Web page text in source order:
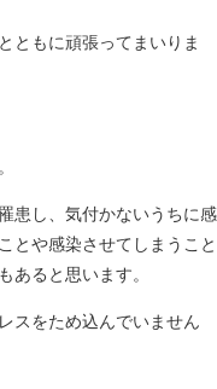
ともに頑張ってまいりま
患し、気付かないうちに感
とや感染させてしまうこと
あると思います。
スをため込んでいません